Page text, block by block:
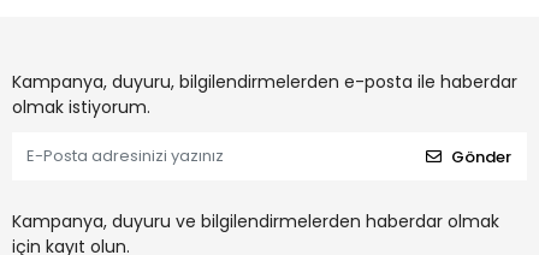
Kampanya, duyuru, bilgilendirmelerden e-posta ile haberdar
olmak istiyorum.
Gönder
Kampanya, duyuru ve bilgilendirmelerden haberdar olmak
için kayıt olun.